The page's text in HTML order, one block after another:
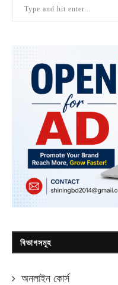
বিভাগসমূহ
অনলাইন কোর্স